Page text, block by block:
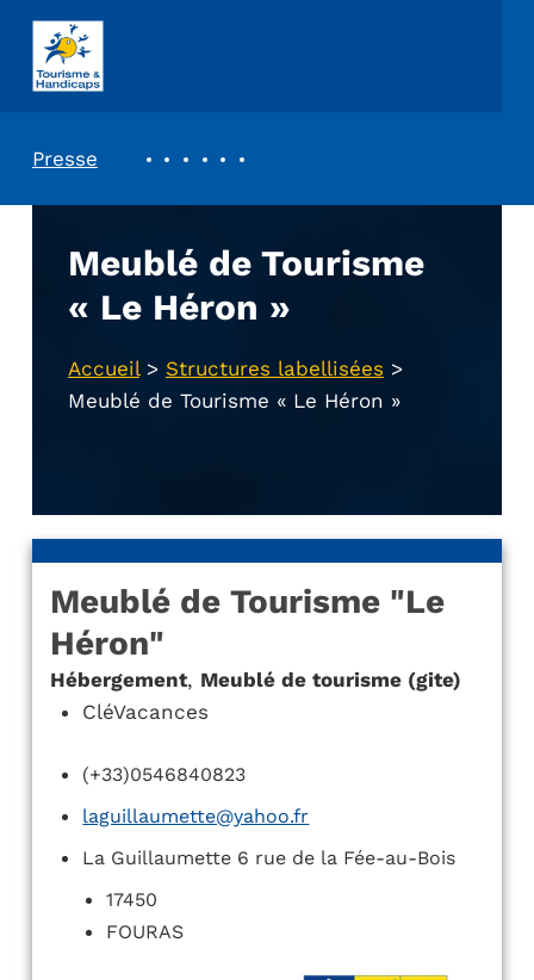
ASSOCIATION TOURISME ET HANDICAPS
Presse
Meublé de Tourisme
« Le Héron »
Accueil> Structures labellisées >
Meublé de Tourisme « Le Héron »
Meublé de Tourisme "Le
Héron"
Hébergement, Meublé de tourisme (gite)
CléVacances
(+33)0546840823
laguillaumette@yahoo.fr
La Guillaumette 6 rue de la Fée-au-Bois
17450
FOURAS